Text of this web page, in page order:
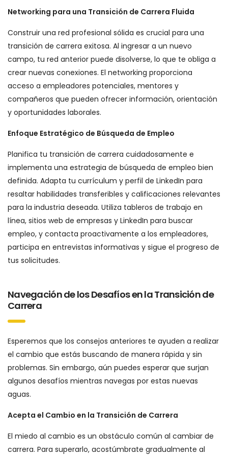
Networking para una Transición de Carrera Fluida
Construir una red profesional sólida es crucial para una
transición de carrera exitosa. Al ingresar a un nuevo
campo, tu red anterior puede disolverse, lo que te obliga a
crear nuevas conexiones. El networking proporciona
acceso a empleadores potenciales, mentores y
compañeros que pueden ofrecer información, orientación
y oportunidades laborales.
Enfoque Estratégico de Búsqueda de Empleo
Planifica tu transición de carrera cuidadosamente e
implementa una estrategia de búsqueda de empleo bien
definida. Adapta tu currículum y perfil de LinkedIn para
resaltar habilidades transferibles y calificaciones relevantes
para la industria deseada. Utiliza tableros de trabajo en
línea, sitios web de empresas y LinkedIn para buscar
empleo, y contacta proactivamente a los empleadores,
participa en entrevistas informativas y sigue el progreso de
tus solicitudes.
Navegación de los Desafíos en la Transición de
Carrera
Esperemos que los consejos anteriores te ayuden a realizar
el cambio que estás buscando de manera rápida y sin
problemas. Sin embargo, aún puedes esperar que surjan
algunos desafíos mientras navegas por estas nuevas
aguas.
Acepta el Cambio en la Transición de Carrera
El miedo al cambio es un obstáculo común al cambiar de
carrera. Para superarlo, acostúmbrate gradualmente al